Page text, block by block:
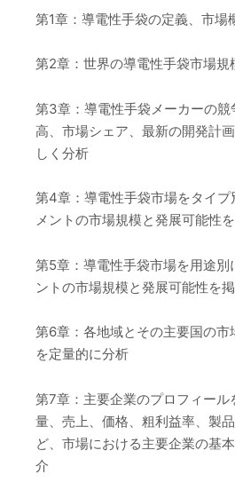
第1章：導電性手袋の定義、市場
第2章：世界の導電性手袋市場規
第3章：導電性手袋メーカーの競
高、市場シェア、最新の開発計
しく分析
第4章：導電性手袋市場をタイ
メントの市場規模と発展可能性
第5章：導電性手袋市場を用途別
ントの市場規模と発展可能性を
第6章：各地域とその主要国の市
を定量的に分析
第7章：主要企業のプロフィール
量、売上、価格、粗利益率、製
ど、市場における主要企業の基
介